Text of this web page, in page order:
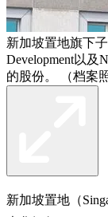
新加坡置地旗下
Development以及
的股份。 （档案
新加坡置地（